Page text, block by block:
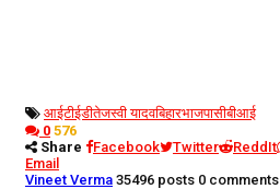
आईटीईडीतेजस्वी यादवबिहारभाजपासीबीआई
0 576
Share
Facebook Twitter ReddIt
Email
Vineet Verma 35496 posts 0 comments